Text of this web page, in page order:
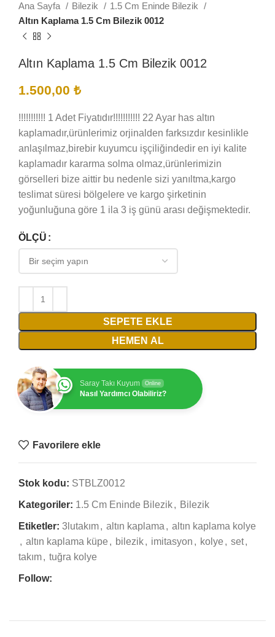
Ana Sayfa Bilezik
1.5 Cm Eninde Bilezik
Altın Kaplama 1.5 Cm Bilezik 0012
Altın Kaplama 1.5 Cm Bilezik 0012
1.500,00 ₺
!!!!!!!!!!! 1 Adet Fiyatıdır!!!!!!!!!!! 22 Ayar has altın
kaplamadır,ürünlerimiz orjinalden farksızdır kesinlikle
anlaşılmaz,birebir kuyumcu işçiliğindedir en iyi kalite
kaplamadır kararma solma olmaz,ürünlerimizin
görselleri bize aittir bu nedenle sizi yanıltma,kargo
teslimat süresi bölgelere ve kargo şirketinin
yoğunluğuna göre 1 ila 3 iş günü arası değişmektedir.
ÖLÇÜ
SEPETE EKLE
HEMEN AL
Saray Takı Kuyum Online
Nasıl Yardımcı Olabiliriz?
Favorilere ekle
Stok kodu: STBLZ0012
Kategoriler: 1.5 Cm Eninde Bilezik, Bilezik
Etiketler: 3lutakım, altın kaplama , altın kaplama kolye
, altın kaplama küpe , bilezik, imitasyon , kolye , set,
takım, tuğra kolye
Follow: